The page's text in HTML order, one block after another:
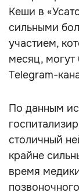
Кеши в
сильными
участием,
месяц,
Telegram-
По данным
столичный
крайне
время